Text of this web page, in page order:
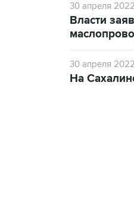
30 апреля 2022
Власти
30 апреля
На